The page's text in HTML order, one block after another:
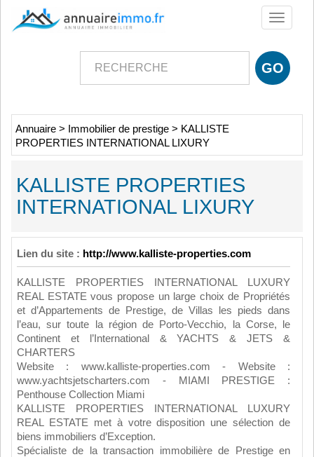
Toggle
Annuaire > Immobilier de prestige > KALLISTE
PROPERTIES INTERNATIONAL LIXURY
KALLISTE PROPERTIES
INTERNATIONAL LIXURY
Lien du site : http://www.kalliste-properties.com
KALLISTE PROPERTIES INTERNATIONAL LUXURY
REAL ESTATE vous propose un large choix de Propriétés
et d’Appartements de Prestige, de Villas les pieds dans
l’eau, sur toute la région de Porto-Vecchio, la Corse, le
Continent et l’International & YACHTS & JETS &
CHARTERS
Website : www.kalliste-properties.com - Website :
www.yachtsjetscharters.com - MIAMI PRESTIGE :
Penthouse Collection Miami
KALLISTE PROPERTIES INTERNATIONAL LUXURY
REAL ESTATE met à votre disposition une sélection de
biens immobiliers d’Exception.
Spécialiste de la transaction immobilière de Prestige en